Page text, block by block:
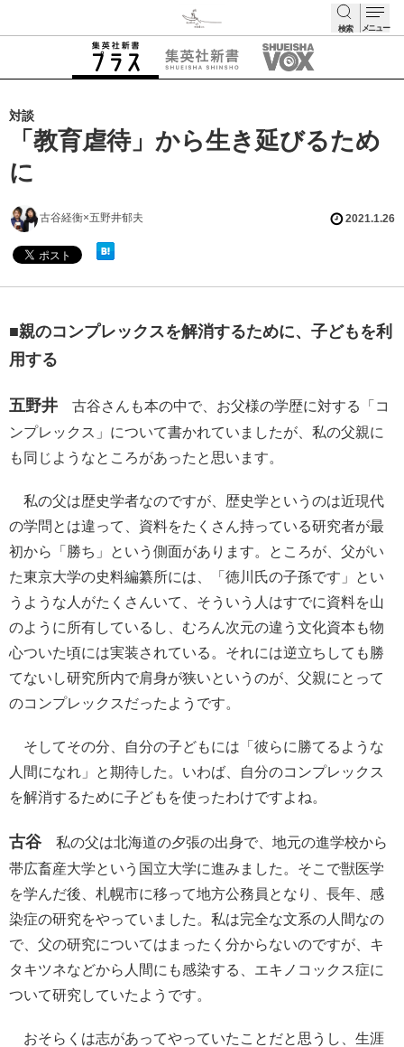
検索 メニュー
対談
「教育虐待」から生き延びるため
に
古谷経衡×五野井郁夫 2021.1.26
■親のコンプレックスを解消するために、子どもを利
用する
五野井 古谷さんも本の中で、お父様の学歴に対する「コ
ンプレックス」について書かれていましたが、私の父親に
も同じようなところがあったと思います。
私の父は歴史学者なのですが、歴史学というのは近現代
の学問とは違って、資料をたくさん持っている研究者が最
初から「勝ち」という側面があります。ところが、父がい
た東京大学の史料編纂所には、「徳川氏の子孫です」とい
うような人がたくさんいて、そういう人はすでに資料を山
のように所有しているし、むろん次元の違う文化資本も物
心ついた頃には実装されている。それには逆立ちしても勝
てないし研究所内で肩身が狭いというのが、父親にとって
のコンプレックスだったようです。
そしてその分、自分の子どもには「彼らに勝てるような
人間になれ」と期待した。いわば、自分のコンプレックス
を解消するために子どもを使ったわけですよね。
古谷私の父は北海道の夕張の出身で、地元の進学校から
帯広畜産大学という国立大学に進みました。そこで獣医学
を学んだ後、札幌市に移って地方公務員となり、長年、感
染症の研究をやっていました。私は完全な文系の人間なの
で、父の研究についてはまったく分からないのですが、キ
タキツネなどから人間にも感染する、エキノコックス症に
ついて研究していたようです。
おそらくは志があってやっていたことだと思うし、生涯